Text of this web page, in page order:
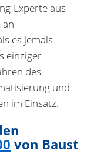
Experte aus
an
es jemals
einziger
des
und
im Einsatz.
von Baust